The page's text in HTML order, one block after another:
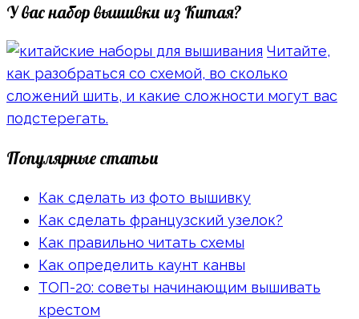
У вас набор вышивки из Китая?
Читайте,
как разобраться со схемой, во сколько
сложений шить, и какие сложности могут вас
подстерегать.
Популярные статьи
Как сделать из фото вышивку
Как сделать французский узелок?
Как правильно читать схемы
Как определить каунт канвы
ТОП-20: советы начинающим вышивать
крестом